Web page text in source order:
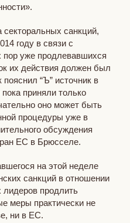
секторальных санкций,
году в связи с
пор уже продлевавшихся
их действия должен был
“Ъ” источник в
приняли только
оно может быть
процедуры уже в
обсуждения
ЕС в Брюсселе.
на этой неделе
санкций в отношении
лидеров продлить
меры практически не
ни в ЕС.